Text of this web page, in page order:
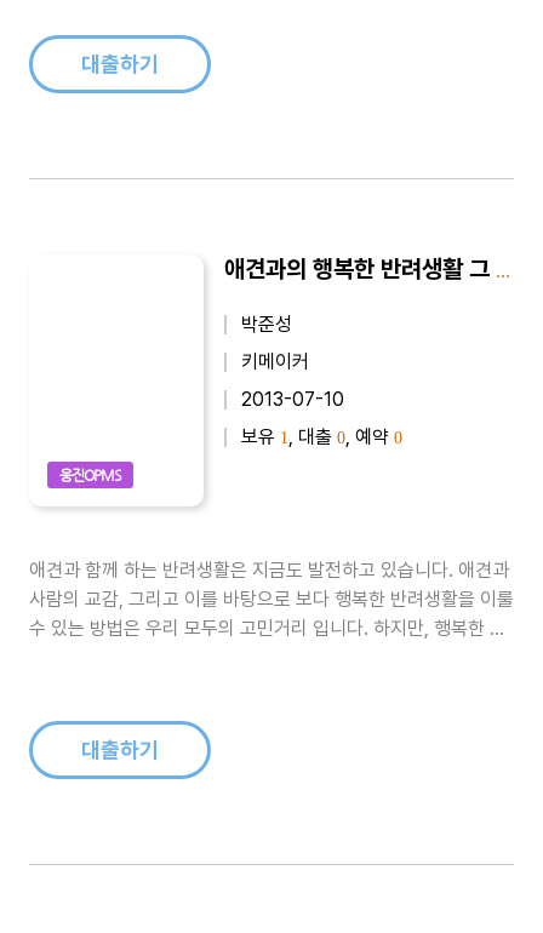
의 모든 통제권을 당연..
대출하기
웅진OPMS
애견과의 행복한 반려생활 그 변화의 시작 - 20가지 생각
박준성
키메이커
2013-07-10
보유 1 , 대출 0 , 예약 0
애견과 함께 하는 반려생활은 지금도 발전하고 있습니다. 애견과
사람의 교감, 그리고 이를 바탕으로 보다 행복한 반려생활을 이룰
수 있는 방법은 우리 모두의 고민거리 입니다. 하지만, 행복한 반
가 준비한 짧은 이야..
대출하기